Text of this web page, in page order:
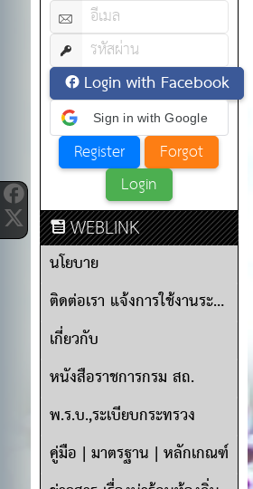
Login with Facebook
Sign in with Google
WEBLINK
นโยบาย
ติดต่อเรา แจ้งการใช้งานระบบ
เกี่ยวกับ
หนังสือราชการกรม สถ.
พ.ร.บ.,ระเบียบกระทรวง
คู่มือ | มาตรฐาน | หลักเกณฑ์